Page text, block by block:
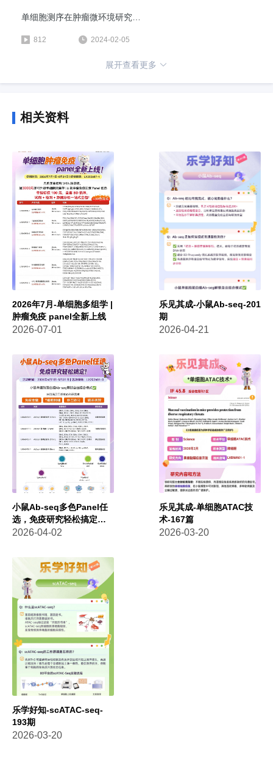
812 2024-02-05
展开查看更多
相关资料
2026年7月-单细胞多组学 |
肿瘤免疫 panel全新上线
2026-07-01
乐见其成-小鼠Ab-seq-201
期
2026-04-21
小鼠Ab-seq多色Panel任
选，免疫研究轻松搞定！
（2026年4-5月活动）
2026-04-02
乐见其成-单细胞ATAC技
术-167篇
2026-03-20
乐学好知-scATAC-seq-
193期
2026-03-20